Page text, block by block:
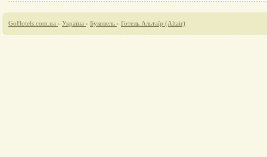
GoHotels.com.ua › Україна › Буковель › Готель Альтаїр (Altair)